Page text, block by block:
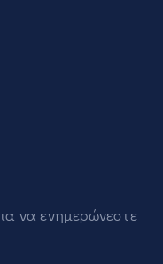
να ενημερώνεστε